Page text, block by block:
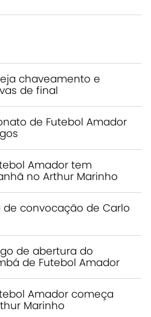
chaveamento e
de final
de Futebol Amador
Amador tem
no Arthur Marinho
convocação de Carlo
de abertura do
de Futebol Amador
Amador começa
Marinho